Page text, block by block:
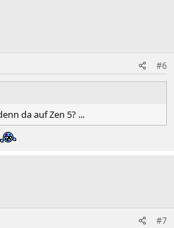
#6
da auf Zen 5? ...
#7